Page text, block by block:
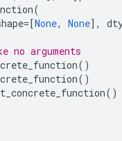
(
=[None, None],
no arguments
()
()
()